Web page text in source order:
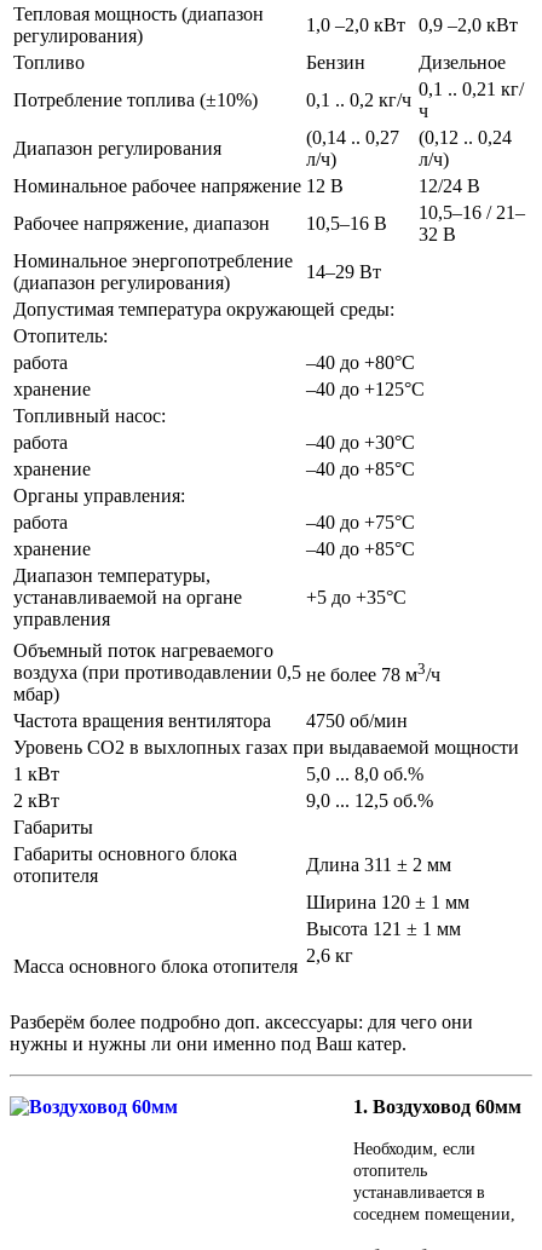
Тепловая мощность (диапазон
регулирования)
1,0 –2,0 кВт
0,9 –2,0 кВт
Топливо
Бензин
Дизельное
Потребление топлива (±10%)
0,1 .. 0,2 кг/ч
0,1 .. 0,21 кг/
ч
Диапазон регулирования
(0,14 .. 0,27
л/ч)
(0,12 .. 0,24
л/ч)
Номинальное рабочее напряжение 12 В
12/24 В
Рабочее напряжение, диапазон
10,5–16 В
10,5–16 / 21–
32 В
Номинальное энергопотребление
(диапазон регулирования)
14–29 Вт
Допустимая температура окружающей среды:
Отопитель:
работа
–40 до +80°С
хранение
–40 до +125°С
Топливный насос:
работа
–40 до +30°С
хранение
–40 до +85°С
Органы управления:
работа
–40 до +75°С
хранение
–40 до +85°С
Диапазон температуры,
устанавливаемой на органе
управления
+5 до +35°С
Объемный поток нагреваемого
воздуха (при противодавлении 0,5
мбар)
не более 78 м3/ч
Частота вращения вентилятора
4750 об/мин
Уровень CO2 в выхлопных газах при выдаваемой мощности
1 кВт
5,0 ... 8,0 об.%
2 кВт
9,0 ... 12,5 об.%
Габариты
Габариты основного блока
отопителя
Длина 311 ± 2 мм
Ширина 120 ± 1 мм
Высота 121 ± 1 мм
Масса основного блока отопителя
2,6 кг
Разберём более подробно доп. аксессуары: для чего они
нужны и нужны ли они именно под Ваш катер.
1. Воздуховод 60мм
Необходим, если
отопитель
устанавливается в
соседнем помещении,